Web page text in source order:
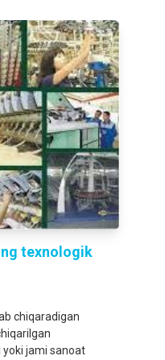
texnologik
chiqaradigan
yoki jami sanoat